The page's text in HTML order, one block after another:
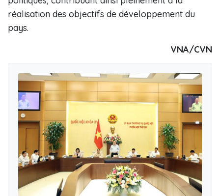
réalisation des objectifs de développement du
pays.
VNA/CVN